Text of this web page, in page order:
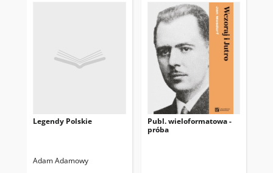
Legendy Polskie
Adam Adamowy
Publ. wieloformatowa -
próba